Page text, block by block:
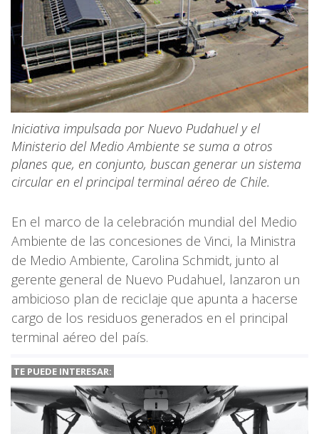
Iniciativa impulsada por Nuevo Pudahuel y el
Ministerio del Medio Ambiente se suma a otros
planes que, en conjunto, buscan generar un sistema
circular en el principal terminal aéreo de Chile.
En el marco de la celebración mundial del Medio
Ambiente de las concesiones de Vinci, la Ministra
de Medio Ambiente, Carolina Schmidt, junto al
gerente general de Nuevo Pudahuel, lanzaron un
ambicioso plan de reciclaje que apunta a hacerse
cargo de los residuos generados en el principal
terminal aéreo del país.
TE PUEDE INTERESAR: